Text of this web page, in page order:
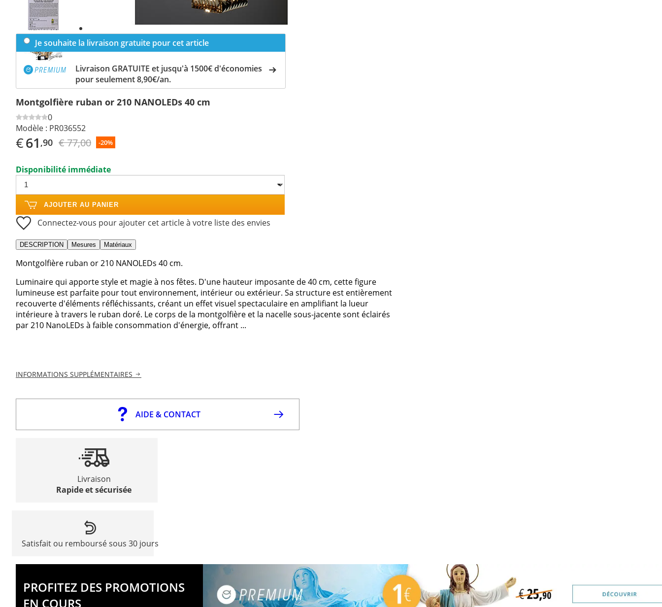
Next
slide
Je souhaite la livraison gratuite pour cet article
Livraison GRATUITE et jusqu'à 1500€ d'économies
pour seulement 8,90€/an.
Montgolfière ruban or 210 NANOLEDs 40 cm
0
Modèle : PR036552
€61 ,90 € 77,00 -20%
Disponibilité immédiate
AJOUTER AU PANIER
Connectez-vous pour ajouter cet article à votre liste des envies
DESCRIPTION Mesures Matériaux
Montgolfière ruban or 210 NANOLEDs 40 cm.
Luminaire qui apporte style et magie à nos fêtes. D'une hauteur imposante de 40 cm, cette figure
lumineuse est parfaite pour tout environnement, intérieur ou extérieur. Sa structure est entièrement
recouverte d'éléments réfléchissants, créant un effet visuel spectaculaire en amplifiant la lueur
intérieure à travers le ruban doré. Le corps de la montgolfière et la nacelle sous-jacente sont éclairés
par 210 NanoLEDs à faible consommation d'énergie, offrant ...
INFORMATIONS SUPPLÉMENTAIRES
AIDE & CONTACT
Livraison
Rapide et sécurisée
Satisfait ou remboursé sous 30 jours
PROFITEZ DES PROMOTIONS
EN COURS